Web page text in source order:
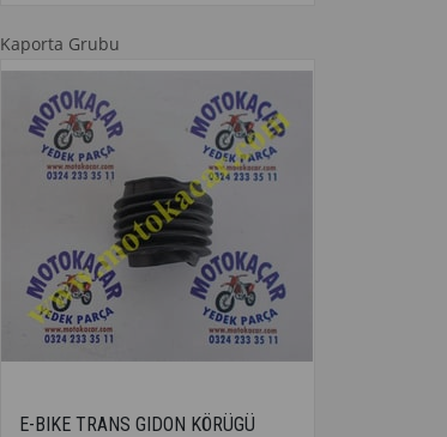
Kaporta Grubu
E-BIKE TRANS GIDON KÖRÜGÜ